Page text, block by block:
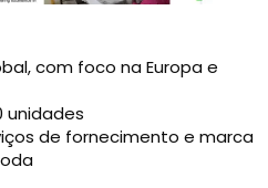
com foco na Europa e
unidades
de fornecimento e marca